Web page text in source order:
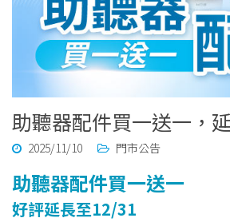
助聽器配件買一送一，
2025/11/10 門市公告
助聽器配件買一送一
好評延長至12/31